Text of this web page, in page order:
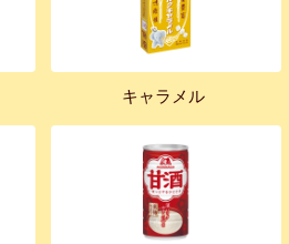
キャラメル